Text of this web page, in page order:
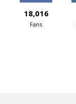
18,016
Fans